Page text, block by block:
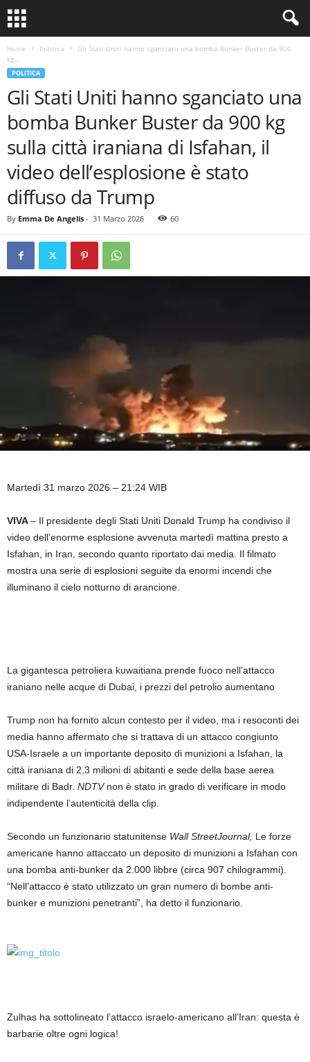
Home Politica
Gli Stati Uniti hanno sganciato una bomba Bunker Buster da 900
kg...
POLITICA
Gli Stati Uniti hanno sganciato una
bomba Bunker Buster da 900 kg
sulla città iraniana di Isfahan, il
video dell’esplosione è stato
diffuso da Trump
By Emma De Angelis - 31 Marzo 2026 60
Martedì 31 marzo 2026 – 21:24 WIB
VIVA– Il presidente degli Stati Uniti Donald Trump ha condiviso il
video dell’enorme esplosione avvenuta martedì mattina presto a
Isfahan, in Iran, secondo quanto riportato dai media. Il filmato
mostra una serie di esplosioni seguite da enormi incendi che
illuminano il cielo notturno di arancione.
La gigantesca petroliera kuwaitiana prende fuoco nell’attacco
iraniano nelle acque di Dubai, i prezzi del petrolio aumentano
Trump non ha fornito alcun contesto per il video, ma i resoconti dei
media hanno affermato che si trattava di un attacco congiunto
USA-Israele a un importante deposito di munizioni a Isfahan, la
città iraniana di 2,3 milioni di abitanti e sede della base aerea
militare di Badr. NDTVnon è stato in grado di verificare in modo
indipendente l’autenticità della clip.
Secondo un funzionario statunitense Wall StreetJournal, Le forze
americane hanno attaccato un deposito di munizioni a Isfahan con
una bomba anti-bunker da 2.000 libbre (circa 907 chilogrammi).
“Nell’attacco è stato utilizzato un gran numero di bombe anti-
bunker e munizioni penetranti”, ha detto il funzionario.
Zulhas ha sottolineato l’attacco israelo-americano all’Iran: questa è
barbarie oltre ogni logica!